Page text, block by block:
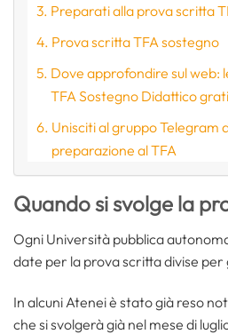
Preparati alla prova scritta
Prova scritta TFA sostegno
Dove approfondire sul web:
TFA Sostegno Didattico
Unisciti al gruppo Telegram
preparazione al TFA
Quando si svolge la
Ogni Università pubblica
date per la prova scritta divise per
In alcuni Atenei è stato già reso
che si svolgerà già nel mese di